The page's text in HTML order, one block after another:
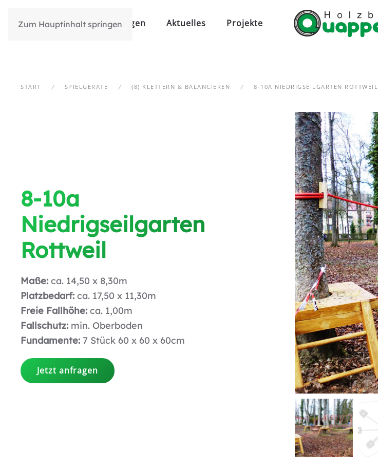
Zum Hauptinhalt springen
Über Uns Leistungen Aktuelles Projekte
START SPIELGERÄTE (8) KLETTERN & BALANCIEREN 8-10A NIEDRIGSEILGARTEN ROTTWEIL
8-10a
Niedrigseilgarten
Rottweil
Maße: ca. 14,50 x 8,30m
Platzbedarf: ca. 17,50 x 11,30m
Freie Fallhöhe: ca. 1,00m
Fallschutz: min. Oberboden
Fundamente: 7 Stück 60 x 60 x 60cm
Jetzt anfragen